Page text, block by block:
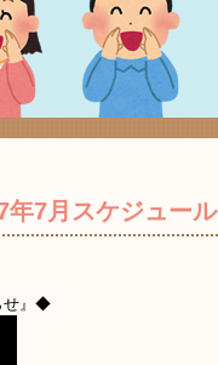
7月スケジュール
せ』◆